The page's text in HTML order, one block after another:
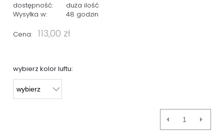
dostępność:
duża ilość
Wysyłka w:
48 godzin
Cena: 113,00 zł
wybierz kolor luftu: